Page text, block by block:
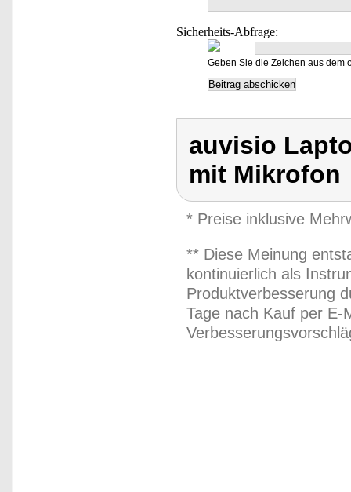
Sicherheits-Abfrage:
Geben Sie die Zeichen aus dem
auvisio
mit Mikrofon
* Preise inklusive
** Diese Meinung
kontinuierlich als
Produktverbesserung
Tage nach Kauf per E-